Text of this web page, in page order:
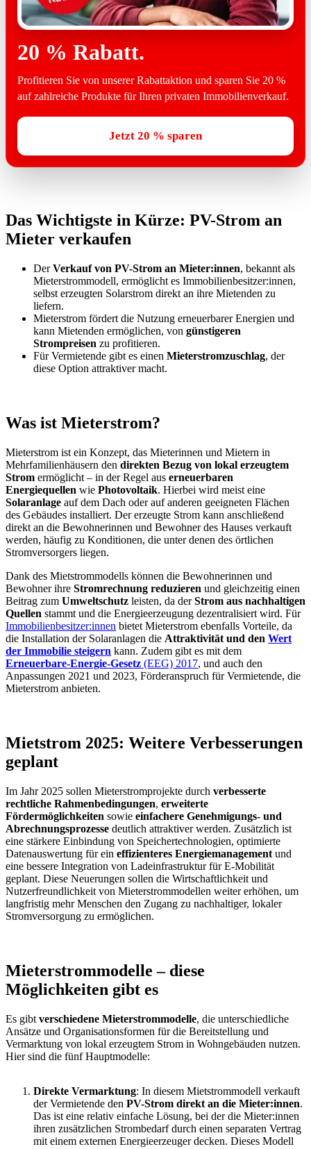
20 % Rabatt.
Profitieren Sie von unserer Rabattaktion und sparen Sie 20 %
auf zahlreiche Produkte für Ihren privaten Immobilienverkauf.
Jetzt 20 % sparen
Das Wichtigste in Kürze: PV-Strom an
Mieter verkaufen
DerVerkauf von PV-Strom an Mieter:innen, bekannt als
Mieterstrommodell, ermöglicht es Immobilienbesitzer:innen,
selbst erzeugten Solarstrom direkt an ihre Mietenden zu
liefern.
Mieterstrom fördert die Nutzung erneuerbarer Energien und
kann Mietenden ermöglichen, von günstigeren
Strompreisen zu profitieren.
Für Vermietende gibt es einen Mieterstromzuschlag, der
diese Option attraktiver macht.
Was ist Mieterstrom?
Mieterstrom ist ein Konzept, das Mieterinnen und Mietern in
Mehrfamilienhäusern den direkten Bezug von lokal erzeugtem
Strom ermöglicht – in der Regel aus erneuerbaren
Energiequellen wie Photovoltaik. Hierbei wird meist eine
Solaranlage auf dem Dach oder auf anderen geeigneten Flächen
des Gebäudes installiert. Der erzeugte Strom kann anschließend
direkt an die Bewohnerinnen und Bewohner des Hauses verkauft
werden, häufig zu Konditionen, die unter denen des örtlichen
Stromversorgers liegen.
Dank des Mietstrommodells können die Bewohnerinnen und
Bewohner ihre Stromrechnung reduzieren und gleichzeitig einen
Beitrag zum Umweltschutz leisten, da derStrom aus nachhaltigen
Quellen stammt und die Energieerzeugung dezentralisiert wird. Für
Immobilienbesitzer:innen bietet Mieterstrom ebenfalls Vorteile, da
die Installation der Solaranlagen die Attraktivität und den Wert
der Immobilie steigern kann. Zudem gibt es mit dem
Erneuerbare-Energie-Gesetz (EEG) 2017, und auch den
Anpassungen 2021 und 2023, Förderanspruch für Vermietende, die
Mieterstrom anbieten.
Mietstrom 2025: Weitere Verbesserungen
geplant
Im Jahr 2025 sollen Mieterstromprojekte durch verbesserte
rechtliche Rahmenbedingungen, erweiterte
Fördermöglichkeiten sowie einfachere Genehmigungs- und
Abrechnungsprozesse deutlich attraktiver werden. Zusätzlich ist
eine stärkere Einbindung von Speichertechnologien, optimierte
Datenauswertung für ein effizienteres Energiemanagement und
eine bessere Integration von Ladeinfrastruktur für E-Mobilität
geplant. Diese Neuerungen sollen die Wirtschaftlichkeit und
Nutzerfreundlichkeit von Mieterstrommodellen weiter erhöhen, um
langfristig mehr Menschen den Zugang zu nachhaltiger, lokaler
Stromversorgung zu ermöglichen.
Mieterstrommodelle – diese
Möglichkeiten gibt es
Es gibt verschiedene Mieterstrommodelle, die unterschiedliche
Ansätze und Organisationsformen für die Bereitstellung und
Vermarktung von lokal erzeugtem Strom in Wohngebäuden nutzen.
Hier sind die fünf Hauptmodelle:
Direkte Vermarktung: In diesem Mietstrommodell verkauft
der Vermietende den PV-Strom direkt an die Mieter:innen.
Das ist eine relativ einfache Lösung, bei der die Mieter:innen
ihren zusätzlichen Strombedarf durch einen separaten Vertrag
mit einem externen Energieerzeuger decken. Dieses Modell